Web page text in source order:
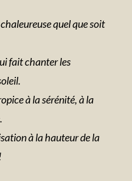
quel que soit
fait chanter les
à la sérénité, à la
à la hauteur de la